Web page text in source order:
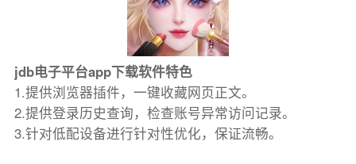
jdb电子平台app下载软件特色
1.提供浏览器插件，一键收藏网页正文。
2.提供登录历史查询，检查账号异常访问记录。
3.针对低配设备进行针对性优化，保证流畅。